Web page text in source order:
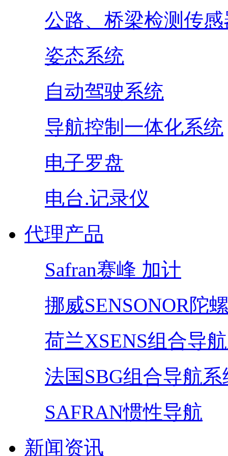
公路、桥梁检测传感
姿态系统
自动驾驶系统
导航控制一体化系统
电子罗盘
电台.记录仪
代理产品
Safran赛峰 加计
挪威SENSONOR陀
荷兰XSENS组合导
法国SBG组合导航系
SAFRAN惯性导航
新闻资讯